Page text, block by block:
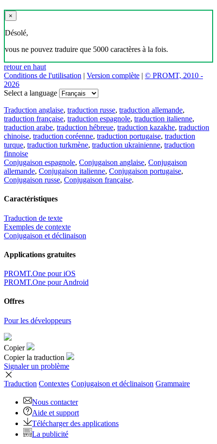
×
Désolé,
vous ne pouvez traduire que 5000 caractères à la fois.
retour en haut
Conditions de l'utilisation | Version complète | © PROMT, 2010 -
2026
Select a language
Traduction anglaise, traduction russe, traduction allemande,
traduction française, traduction espagnole, traduction italienne,
traduction arabe, traduction hébreue, traduction kazakhe, traduction
chinoise, traduction coréenne, traduction portugaise, traduction
turque, traduction turkmène, traduction ukrainienne, traduction
finnoise
Conjugaison espagnole, Conjugaison anglaise, Conjugaison
allemande, Conjugaison italienne, Conjugaison portugaise,
Conjugaison russe, Conjugaison française.
Caractéristiques
Traduction de texte
Exemples de contexte
Conjugaison et déclinaison
Applications gratuites
PROMT.One pour iOS
PROMT.One pour Android
Offres
Pour les développeurs
Copier
Copier la traduction
Signaler un problème
Traduction Contextes Conjugaison et déclinaison Grammaire
Nous contacter
Aide et support
Télécharger des applications
La publicité